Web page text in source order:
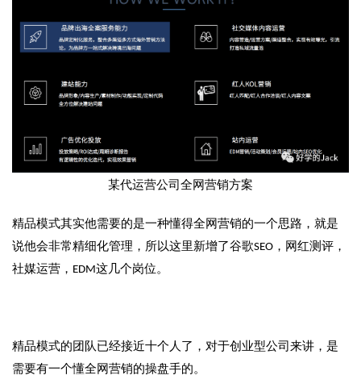
某代运营公司全网营销方案
精品模式其实他需要的是一种懂得全网营销的一个思路，就是
说他会非常精细化管理，所以这里新增了谷歌SEO，网红测评，
社媒运营，EDM这几个岗位。
精品模式的团队已经接近十个人了，对于创业型公司来讲，是
需要有一个懂全网营销的操盘手的。